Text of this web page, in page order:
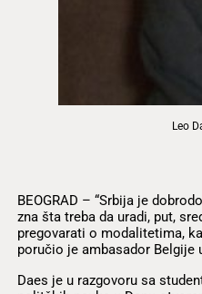
Leo
BEOGRAD – “Srbija je
zna šta treba da uradi, put,
pregovarati o modalitetima,
poručio je ambasador Belgije
Daes je u razgovoru sa